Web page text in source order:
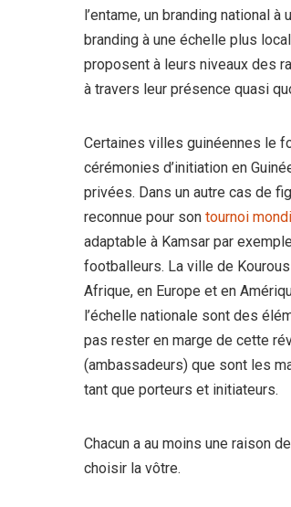
l’entame, un branding national
branding à une échelle plus
proposent à leurs niveaux des
à travers leur présence quasi
Certaines villes guinéennes le
cérémonies d’initiation en
privées. Dans un autre cas de
reconnue pour son tournoi
adaptable à Kamsar par
footballeurs. La ville de
Afrique, en Europe et en
l’échelle nationale sont des
pas rester en marge de cette
(ambassadeurs) que sont les
tant que porteurs et initiateurs.
Chacun a au moins une raison
choisir la vôtre.